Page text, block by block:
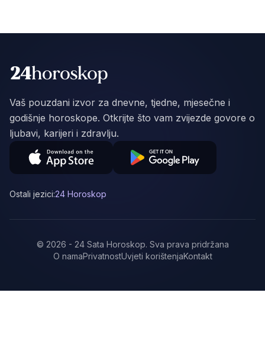
Vaš pouzdani izvor za dnevne, tjedne, mjesečne i
godišnje horoskope. Otkrijte što vam zvijezde govore o
ljubavi, karijeri i zdravlju.
Ostali jezici:24 Horoskop
© 2026 - 24 Sata Horoskop. Sva prava pridržana
O namaPrivatnostUvjeti korištenjaKontakt